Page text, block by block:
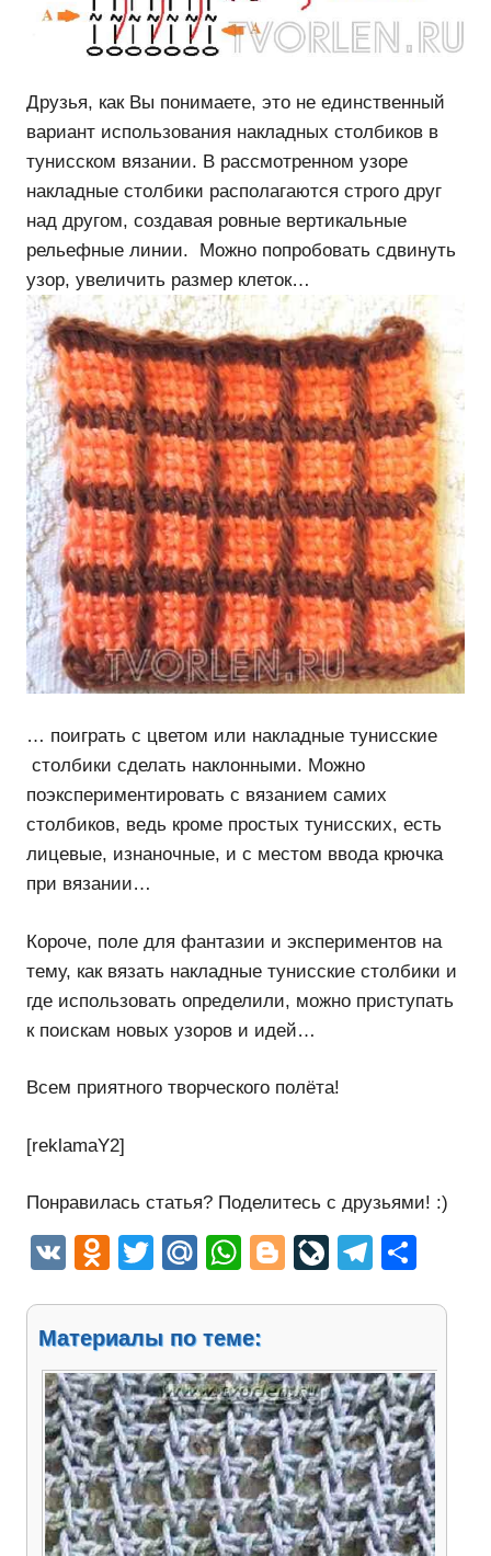
Друзья, как Вы понимаете, это не единственный
вариант использования накладных столбиков в
тунисском вязании. В рассмотренном узоре
накладные столбики располагаются строго друг
над другом, создавая ровные вертикальные
рельефные линии. Можно попробовать сдвинуть
узор, увеличить размер клеток…
… поиграть с цветом или накладные тунисские
столбики сделать наклонными. Можно
поэкспериментировать с вязанием самих
столбиков, ведь кроме простых тунисских, есть
лицевые, изнаночные, и с местом ввода крючка
при вязании…
Короче, поле для фантазии и экспериментов на
тему, как вязать накладные тунисские столбики и
где использовать определили, можно приступать
к поискам новых узоров и идей…
Всем приятного творческого полёта!
[reklamaY2]
Понравилась статья? Поделитесь с друзьями! :)
VK Odnoklassniki
TwitterMail.Ru
WhatsApp
Blogger
Материалы по теме: